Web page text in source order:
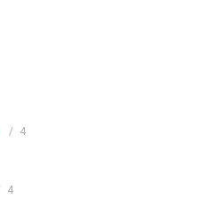
4
4